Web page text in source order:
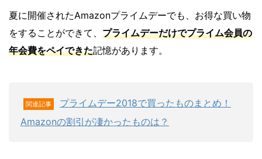
夏に開催されたAmazonプライムデーでも、お得な買い物
をすることができて、 プライムデーだけでプライム会員の
年会費をペイできた記憶があります。
関連記事
プライムデー2018で買ったものまとめ！
Amazonの割引が凄かったものは？